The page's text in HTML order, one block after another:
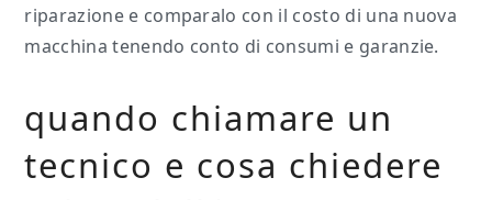
riparazione e comparalo con il costo di una nuova
macchina tenendo conto di consumi e garanzie.
quando chiamare un
tecnico e cosa chiedere